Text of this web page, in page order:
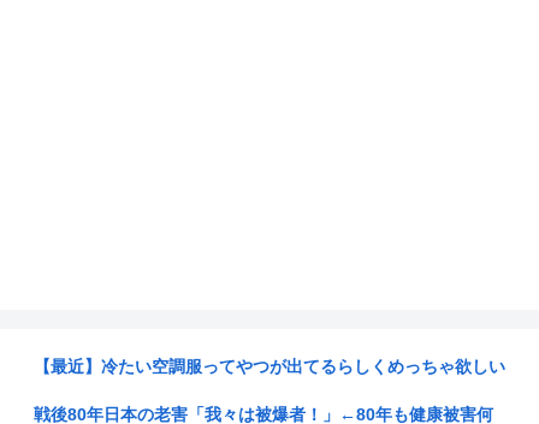
【最近】冷たい空調服ってやつが出てるらしくめっちゃ欲しい
戦後80年日本の老害「我々は被爆者！」←80年も健康被害何